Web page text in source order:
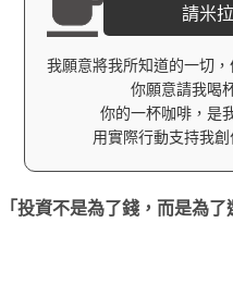
請米
我願意將我所知道的一切
你願意請我喝
你的一杯咖啡，是
用實際行動支持我
「投資不是為了錢，而是為了